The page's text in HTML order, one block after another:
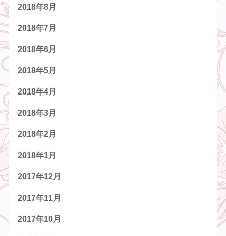
2018年8月
2018年7月
2018年6月
2018年5月
2018年4月
2018年3月
2018年2月
2018年1月
2017年12月
2017年11月
2017年10月